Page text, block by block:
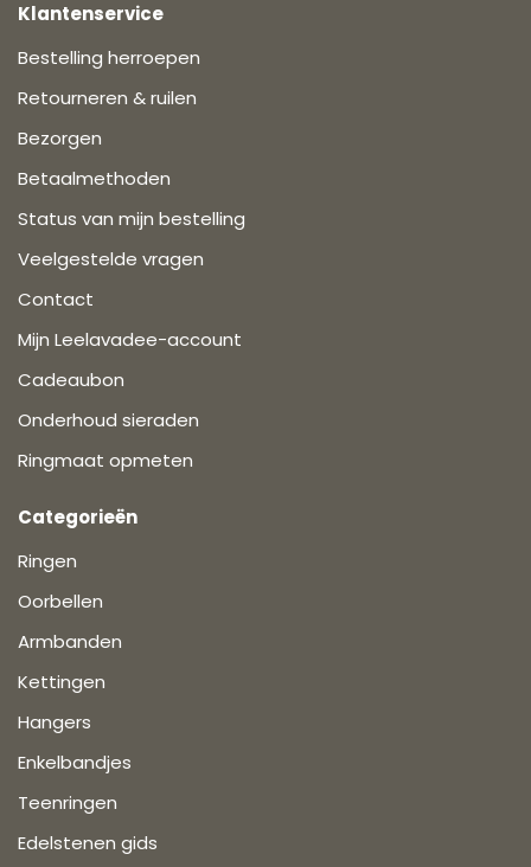
Klantenservice
Bestelling herroepen
Retourneren & ruilen
Bezorgen
Betaalmethoden
Status van mijn bestelling
Veelgestelde vragen
Contact
Mijn Leelavadee-account
Cadeaubon
Onderhoud sieraden
Ringmaat opmeten
Categorieën
Ringen
Oorbellen
Armbanden
Kettingen
Hangers
Enkelbandjes
Teenringen
Edelstenen gids